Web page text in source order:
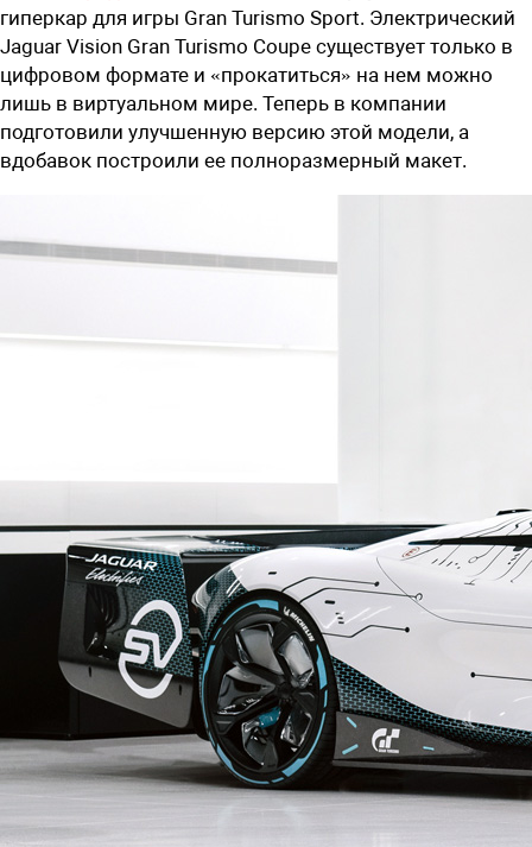
гиперкар для игры Gran Turismo Sport. Электрический
Jaguar Vision Gran Turismo Coupe существует только в
цифровом формате и «прокатиться» на нем можно
лишь в виртуальном мире. Теперь в компании
подготовили улучшенную версию этой модели, а
вдобавок построили ее полноразмерный макет.